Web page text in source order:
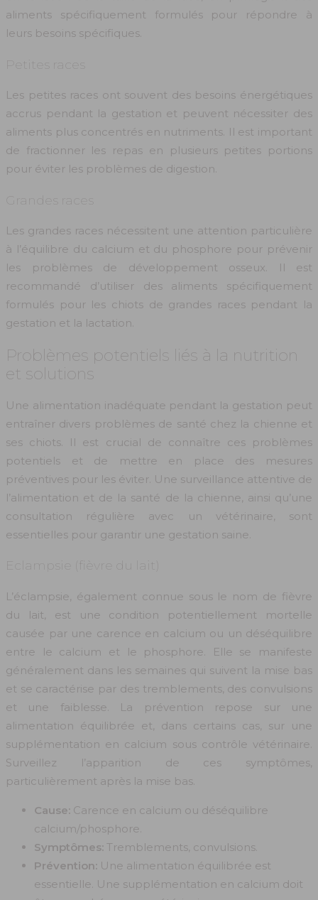
aliments spécifiquement formulés pour répondre à
leurs besoins spécifiques.
Petites races
Les petites races ont souvent des besoins énergétiques
accrus pendant la gestation et peuvent nécessiter des
aliments plus concentrés en nutriments. Il est important
de fractionner les repas en plusieurs petites portions
pour éviter les problèmes de digestion.
Grandes races
Les grandes races nécessitent une attention particulière
à l’équilibre du calcium et du phosphore pour prévenir
les problèmes de développement osseux. Il est
recommandé d’utiliser des aliments spécifiquement
formulés pour les chiots de grandes races pendant la
gestation et la lactation.
Problèmes potentiels liés à la nutrition
et solutions
Une alimentation inadéquate pendant la gestation peut
entraîner divers problèmes de santé chez la chienne et
ses chiots. Il est crucial de connaître ces problèmes
potentiels et de mettre en place des mesures
préventives pour les éviter. Une surveillance attentive de
l’alimentation et de la santé de la chienne, ainsi qu’une
consultation régulière avec un vétérinaire, sont
essentielles pour garantir une gestation saine.
Eclampsie (fièvre du lait)
L’éclampsie, également connue sous le nom de fièvre
du lait, est une condition potentiellement mortelle
causée par une carence en calcium ou un déséquilibre
entre le calcium et le phosphore. Elle se manifeste
généralement dans les semaines qui suivent la mise bas
et se caractérise par des tremblements, des convulsions
et une faiblesse. La prévention repose sur une
alimentation équilibrée et, dans certains cas, sur une
supplémentation en calcium sous contrôle vétérinaire.
Surveillez l’apparition de ces symptômes,
particulièrement après la mise bas.
Cause: Carence en calcium ou déséquilibre
calcium/phosphore.
Symptômes: Tremblements, convulsions.
Prévention: Une alimentation équilibrée est
essentielle. Une supplémentation en calcium doit